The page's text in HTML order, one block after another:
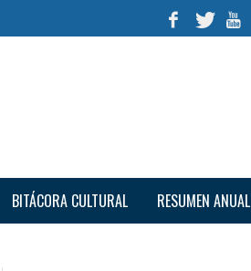
BITÁCORA CULTURAL RESUMEN ANUAL